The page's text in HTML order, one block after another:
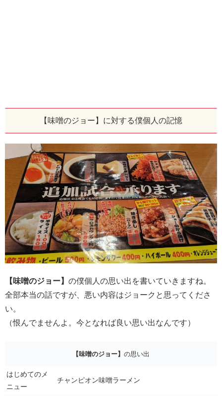
【味噌のジョー】に対する僕個人の記憶
【味噌のジョー】 の僕個人の思い出を書いていきますね。
全部本当の話ですが、悪い内容はジョークと思ってくださ
い。
（恨んでませんよ。今となれば良い思い出なんです）
【味噌のジョー】 の思い出
はじめてのメ
ニュー
チャンピオン味噌ラーメン